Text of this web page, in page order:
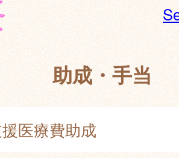
助成・手当
医療費助成